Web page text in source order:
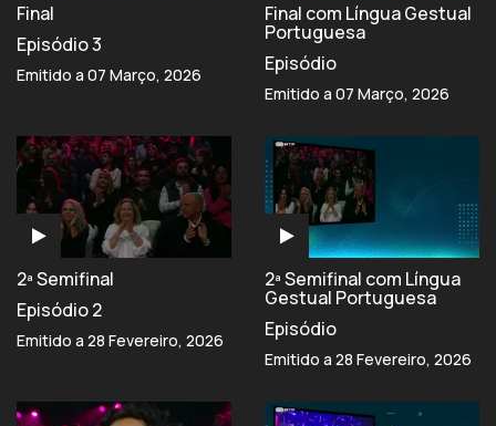
Final
Episódio 3
Emitido a 07 Março, 2026
Final com Língua Gestual
Portuguesa
Episódio
Emitido a 07 Março, 2026
2ª Semifinal
Episódio 2
Emitido a 28 Fevereiro, 2026
2ª Semifinal com Língua
Gestual Portuguesa
Episódio
Emitido a 28 Fevereiro, 2026